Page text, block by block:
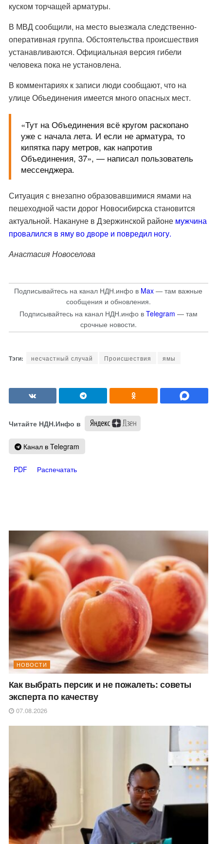
куском торчащей арматуры.
В МВД сообщили, на место выезжала следственно-
оперативная группа. Обстоятельства происшествия
устанавливаются. Официальная версия гибели
человека пока не установлена.
В комментариях к записи люди сообщают, что на
улице Объединения имеется много опасных мест.
«Тут на Объединения всё кругом раскопано
уже с начала лета. И если не арматура, то
кипятка пару метров, как напротив
Объединения, 37», — написал пользователь
мессенджера.
Ситуация с внезапно образовавшимися ямами на
пешеходной части дорог Новосибирска становится
актуальной. Накануне в Дзержинской районе мужчина
провалился в яму во дворе и повредил ногу.
Анастасия Новоселова
Подписывайтесь на канал НДН.инфо в Max — там важные
сообщения и обновления.
Подписывайтесь на канал НДН.инфо в Telegram — там
срочные новости.
несчастный случай Происшествия ямы
Читайте НДН.Инфо в
Канал в Telegram
PDF Распечатать
НОВОСТИ
Как выбрать персик и не пожалеть: советы
эксперта по качеству
07.08.2026